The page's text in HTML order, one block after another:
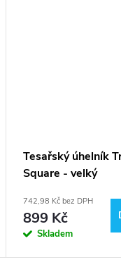
Tesařský úhelník
Square - velký
742,98 Kč bez DPH
899 Kč
Skladem